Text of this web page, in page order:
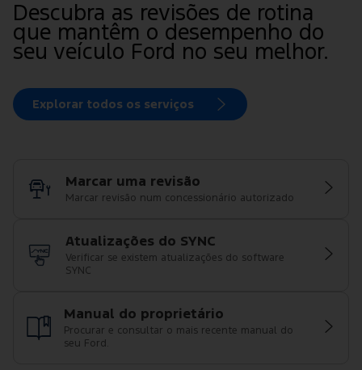
Descubra as revisões de rotina
que mantêm o desempenho do
seu veículo Ford no seu melhor.
Explorar todos os serviços
Marcar uma revisão
Marcar revisão num concessionário autorizado
Atualizações do SYNC
Verificar se existem atualizações do software
SYNC
Manual do proprietário
Procurar e consultar o mais recente manual do
seu Ford.